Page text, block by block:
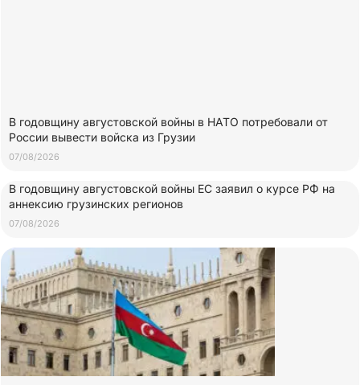
В годовщину августовской войны в НАТО потребовали от
России вывести войска из Грузии
07/08/2026
В годовщину августовской войны ЕС заявил о курсе РФ на
аннексию грузинских регионов
07/08/2026